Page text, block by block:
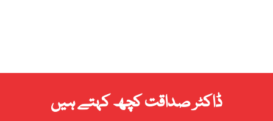
ڈاکٹر صداقت کچھ کہتے ہیں